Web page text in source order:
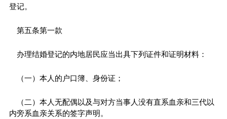
登记。
第五条第一款
办理结婚登记的内地居民应当出具下列证件和证明材料：
（一）本人的户口簿、身份证；
（二）本人无配偶以及与对方当事人没有直系血亲和三代以
内旁系血亲关系的签字声明。